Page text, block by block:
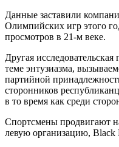
Данные заставили
Олимпийских игр этого
просмотров в 21-м веке.
Другая исследовательская
теме энтузиазма,
партийной
сторонников
в то время как среди
Спортсмены продвигают
левую организацию, Black